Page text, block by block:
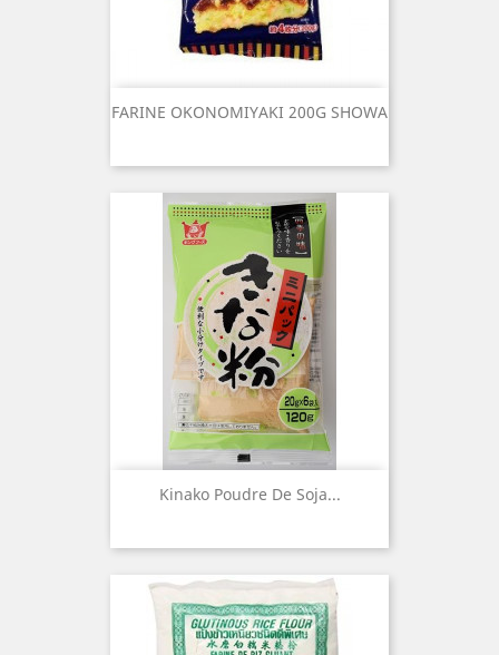
FARINE OKONOMIYAKI 200G SHOWA
Kinako Poudre De Soja...